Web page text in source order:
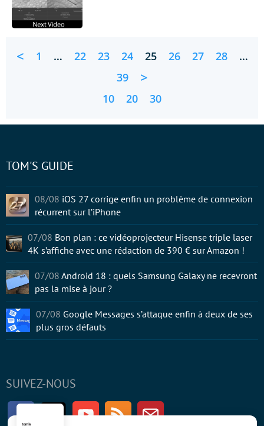
< 1 … 22 23 24 25 26 27 28
…
39
>
10 20 30
SUIVEZ-NOUS
FacebookTwitter Youtube RSS Newsletter
TOM'S GUIDE
08/08 iOS 27 corrige enfin un problème de connexion
récurrent sur l’iPhone
07/08 Bon plan : ce vidéoprojecteur Hisense triple laser
4K s’affiche avec une rédaction de 390 € sur Amazon !
07/08 Android 18 : quels Samsung Galaxy ne recevront
pas la mise à jour ?
07/08 Google Messages s’attaque enfin à deux de ses
plus gros défauts